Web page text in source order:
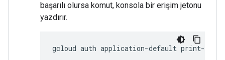
başarılı olursa komut, konsola bir erişim jetonu
yazdırır.
gcloud auth application-default